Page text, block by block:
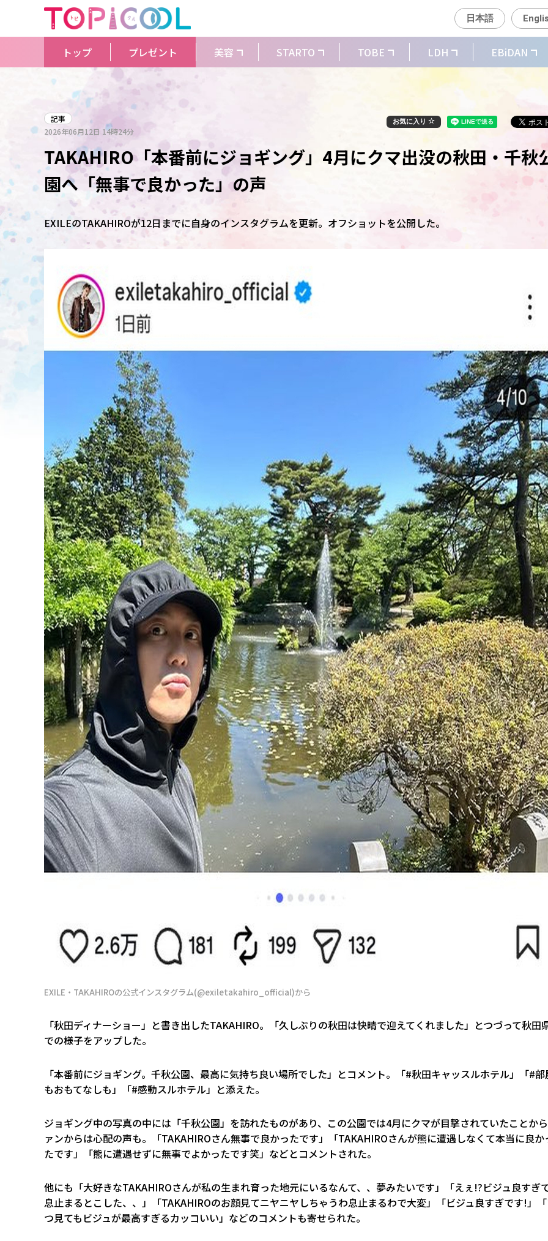
日本語
トップ プレゼント 美容 STARTO TOBE LDH EBiDAN
記事
2026年06月12日 14時24分
お気に入り
TAKAHIRO「本番前にジョギング」4月にクマ出没の秋田・千秋
園へ「無事で良かった」の声
EXILEのTAKAHIROが12日までに自身のインスタグラムを更新。オフショットを公開した。
EXILE・TAKAHIROの公式インスタグラム(@exiletakahiro_official)から
「秋田ディナーショー」と書き出したTAKAHIRO。「久しぶりの秋田は快晴で迎えてくれました」とつづって秋田
での様子をアップした。
「本番前にジョギング。千秋公園、最高に気持ち良い場所でした」とコメント。「#秋田キャッスルホテル」「#部
もおもてなしも」「#感動スルホテル」と添えた。
ジョギング中の写真の中には「千秋公園」を訪れたものがあり、この公園では4月にクマが目撃されていたことか
ァンからは心配の声も。「TAKAHIROさん無事で良かったです」「TAKAHIROさんが熊に遭遇しなくて本当に良か
たです」「熊に遭遇せずに無事でよかったです笑」などとコメントされた。
他にも「大好きなTAKAHIROさんが私の生まれ育った地元にいるなんて、、夢みたいです」「えぇ!?ビジュ良すぎ
息止まるとこした、、」「TAKAHIROのお顔見てニヤニヤしちゃうわ息止まるわで大変」「ビジュ良すぎです!」
つ見てもビジュが最高すぎるカッコいい」などのコメントも寄せられた。